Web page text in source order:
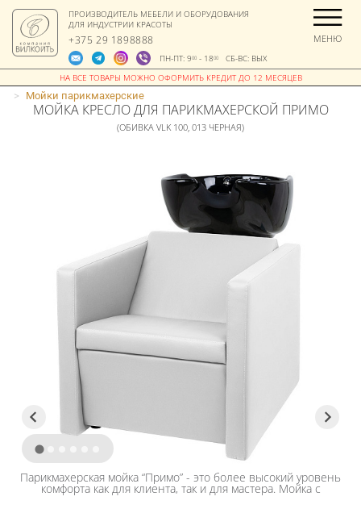
ПРОИЗВОДИТЕЛЬ МЕБЕЛИ И ОБОРУДОВАНИЯ
ДЛЯ ИНДУСТРИИ КРАСОТЫ
+375 29 1898888
ПН-ПТ: 900- 1800СБ-ВС: ВЫХ
МЕНЮ
> Мойки парикмахерские
МОЙКА КРЕСЛО ДЛЯ ПАРИКМАХЕРСКОЙ ПРИМО
(ОБИВКА VLK 100, 013 ЧЕРНАЯ)
Парикмахерская мойка “Примо” - это более высокий уровень
комфорта как для клиента, так и для мастера. Мойка с
раковиной таких размеров идеально подойдет для